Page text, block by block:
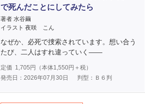
で死んだことにしてみたら
著者 水谷繭
イラスト 夜咲 こん
なぜか、必死で捜索されています。想い合う
たび、二人はすれ違っていく――
定価 1,705 円（本体1,550円＋税）
発売日：2026年07月30日
判型：Ｂ６判